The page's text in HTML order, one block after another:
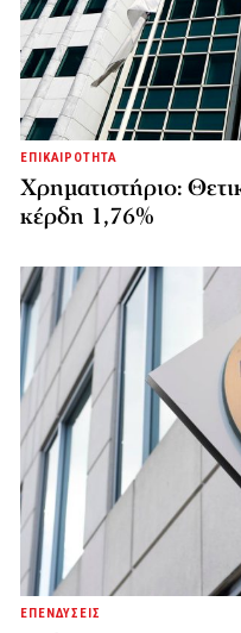
ΕΠΙΚΑΙΡΟΤΗΤΑ
Χρηματιστήριο:
κέρδη 1,76%
ΕΠΕΝΔΥΣΕΙΣ